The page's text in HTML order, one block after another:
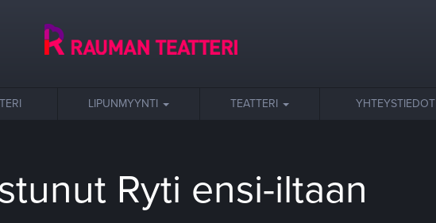
LIPUNMYYNTI TEATTERI YHTEYSTIEDOT
Ryti ensi-iltaan